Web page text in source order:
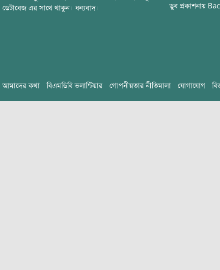
ডেটাবেজ এর সাথে থাকুন। ধন্যবাদ।
ডুব প্রকাশনায়
আমাদের কথা বিএমডিবি ভলান্টিয়ার গোপনীয়তার নীতিমালা যোগাযোগ